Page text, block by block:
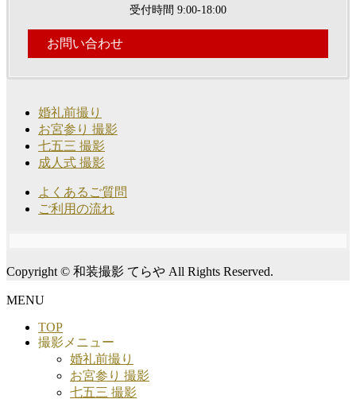
受付時間 9:00-18:00
お問い合わせ
婚礼前撮り
お宮参り 撮影
七五三 撮影
成人式 撮影
よくあるご質問
ご利用の流れ
Copyright © 和装撮影 てらや All Rights Reserved.
MENU
TOP
撮影メニュー
婚礼前撮り
お宮参り 撮影
七五三 撮影